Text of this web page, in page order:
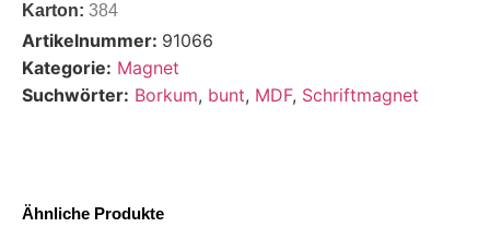
Karton: 384
Artikelnummer: 91066
Kategorie: Magnet
Suchwörter: Borkum, bunt, MDF, Schriftmagnet
Ähnliche Produkte